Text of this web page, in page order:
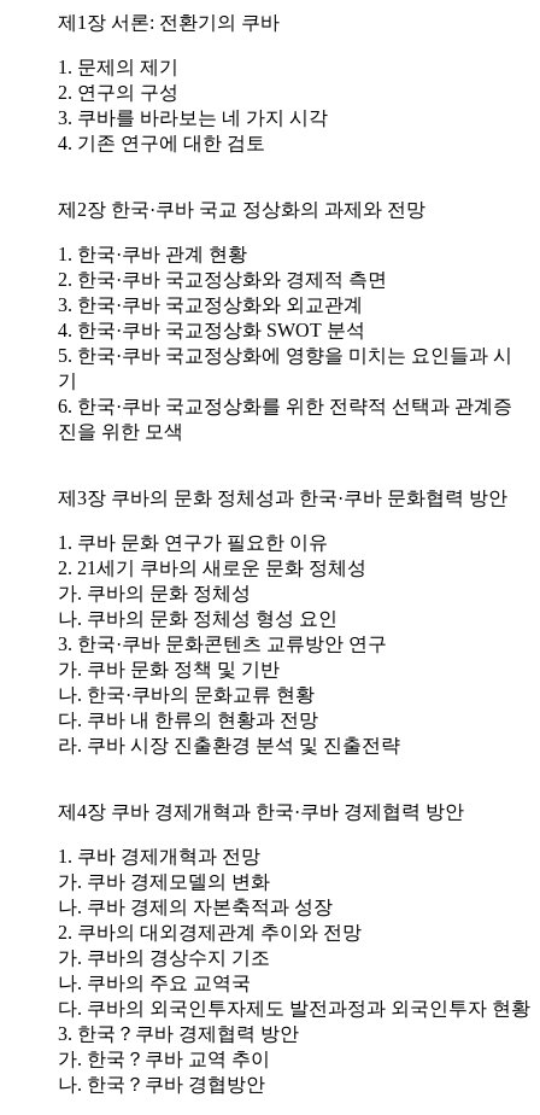
제1장 서론: 전환기의 쿠바
1. 문제의 제기
2. 연구의 구성
3. 쿠바를 바라보는 네 가지 시각
4. 기존 연구에 대한 검토
제2장 한국·쿠바 국교 정상화의 과제와 전망
1. 한국·쿠바 관계 현황
2. 한국·쿠바 국교정상화와 경제적 측면
3. 한국·쿠바 국교정상화와 외교관계
4. 한국·쿠바 국교정상화 SWOT 분석
5. 한국·쿠바 국교정상화에 영향을 미치는 요인들과 시
기
6. 한국·쿠바 국교정상화를 위한 전략적 선택과 관계증
진을 위한 모색
제3장 쿠바의 문화 정체성과 한국·쿠바 문화협력 방안
1. 쿠바 문화 연구가 필요한 이유
2. 21세기 쿠바의 새로운 문화 정체성
가. 쿠바의 문화 정체성
나. 쿠바의 문화 정체성 형성 요인
3. 한국·쿠바 문화콘텐츠 교류방안 연구
가. 쿠바 문화 정책 및 기반
나. 한국·쿠바의 문화교류 현황
다. 쿠바 내 한류의 현황과 전망
라. 쿠바 시장 진출환경 분석 및 진출전략
제4장 쿠바 경제개혁과 한국·쿠바 경제협력 방안
1. 쿠바 경제개혁과 전망
가. 쿠바 경제모델의 변화
나. 쿠바 경제의 자본축적과 성장
2. 쿠바의 대외경제관계 추이와 전망
가. 쿠바의 경상수지 기조
나. 쿠바의 주요 교역국
다. 쿠바의 외국인투자제도 발전과정과 외국인투자 현황
3. 한국？쿠바 경제협력 방안
가. 한국？쿠바 교역 추이
나. 한국？쿠바 경협방안